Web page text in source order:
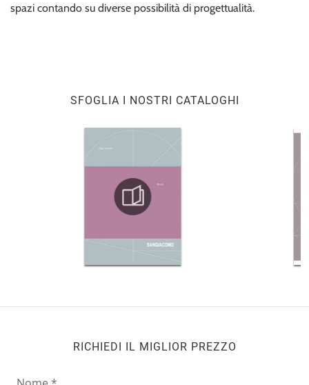
spazi contando su diverse possibilità di progettualità.
SFOGLIA I NOSTRI CATALOGHI
RICHIEDI IL MIGLIOR PREZZO